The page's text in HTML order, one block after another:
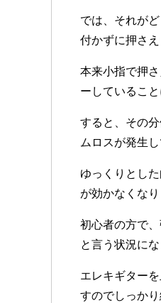
では、それが
付かずに押さ
本来小指で押
ーしていること
すると、その
ムロスが発生
ゆっくりとし
が効かなくなり
初心者の方で
と言う状況に
エレキギター
すのでしっかり